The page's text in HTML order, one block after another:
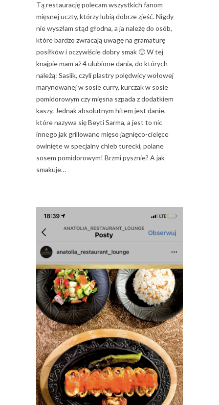
Tą restaurację polecam wszystkich fanom
mięsnej uczty, którzy lubią dobrze zjeść. Nigdy
nie wyszłam stąd głodna, a ja należę do osób,
które bardzo zwracają uwagę na gramaturę
posiłków i oczywiście dobry smak 🙂 W tej
knajpie mam aż 4 ulubione dania, do których
należą: Saslik, czyli plastry polędwicy wołowej
marynowanej w sosie curry, kurczak w sosie
pomidorowym czy mięsna szpada z dodatkiem
kaszy. Jednak absolutnym hitem jest danie,
które nazywa się Beyti Sarma, a jest to nic
innego jak grillowane mięso jagnięco-cielęce
owinięte w specjalny chleb turecki, polane
sosem pomidorowym! Brzmi pysznie? A jak
smakuje…